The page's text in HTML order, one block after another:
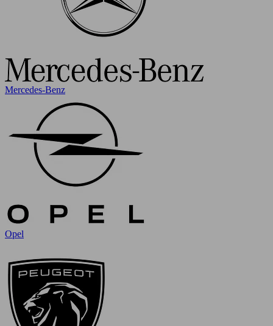
Mercedes-Benz
Opel